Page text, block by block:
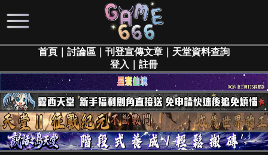
首頁 討論區 刊登宣傳文章
天堂資料查詢
登入
註冊